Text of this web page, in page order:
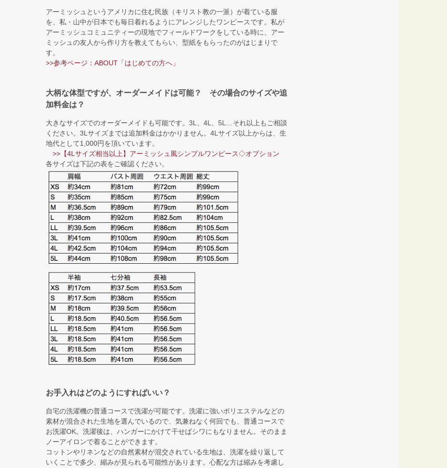
アーミッシュというアメリカに住む民族（キリスト教の一派）が着ている服
を、私・山中が日本でも毎日着れるようにアレンジしたワンピースです。私が
アーミッシュコミュニティーの現地でフィールドワークをしている時に、アー
ミッシュの友人から作り方を教えてもらい、型紙をもらったのがはじまりで
す。
>>参考ページ：ABOUT「はじめての方へ」
大柄な体型ですが、オーダーメイドは可能？ その場合のサイズや追
加料金は？
大きなサイズでのオーダーメイドも可能です。3L、4L、5L…それ以上もご相談
ください。3Lサイズまでは追加料金はかかりません。4Lサイズ以上からは、生
地代として1,000円を頂いています。
>>【4Lサイズ相当以上】アーミッシュ風シンプルワンピース◇オプション
各サイズは下記の表をご確認ください。
お手入れはどのようにすればいい？
自宅の洗濯機の普通コースで洗濯が可能です。洗濯に強いポリエステルなどの
素材が混合された生地を選んでいるので、気兼ねなく何回でも、普通コースで
お洗濯OK。洗濯後は、ハンガーにかけて干せばシワにもなりません。そのまま
ノーアイロンで着ることができます。
コットンやリネンなどの自然素材が混交されている生地は、洗濯を繰り返して
いくことで多少、縮みが見られる可能性があります。心配な方は縮みを考慮し